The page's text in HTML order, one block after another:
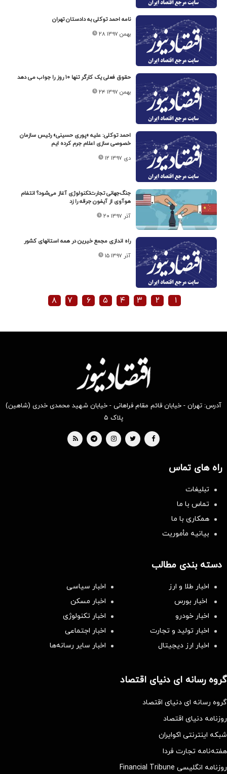
نامه احمد توکلی به دادستان تهران
۲۸ بهمن ۱۳۹۷
حقوق فعلی یک کارگر تنها ۱۰ روز را جواب می دهد
۲۴ بهمن ۱۳۹۷
احمد توکلی: علیه «پوری حسینی» رئیس سازمان
خصوصی سازی اعلام جرم کرده ایم
۱۲ دی ۱۳۹۷
جنگ‌جهانی تجارت‌تکنولوژی آغاز می‌شود؟ انتفام
هوآوی از آیفون جرقه را زد
۲۰ آذر ۱۳۹۷
راه اندازی مجمع خیرین در همه استانهای کشور
۱۵ آذر ۱۳۹۷
۱ ۲ ۳ ۴ ۵ ۶ ۷ ۸
آدرس: تهران - خیابان قائم مقام فراهانی - خیابان شهید محمدی خدری (شاهین)
پلاک ۵
راه های تماس
تبلیغات
تماس با ما
همکاری با ما
بیانیه مأموریت
دسته بندی مطالب
اخبار طلا و ارز
اخبار سیاسی
اخبار بورس
اخبار مسکن
اخبار خودرو
اخبار تکنولوژی
اخبار تولید و تجارت
اخبار اجتماعی
اخبار ارز دیجیتال
اخبار سایر رسانه‌‌ها
گروه رسانه ای دنیای اقتصاد
گروه رسانه ای دنیای اقتصاد
روزنامه دنیای اقتصاد
شبکه اینترنتی اکوایران
هفته‌نامه تجارت فردا
روزنامه انگلیسی Financial Tribune